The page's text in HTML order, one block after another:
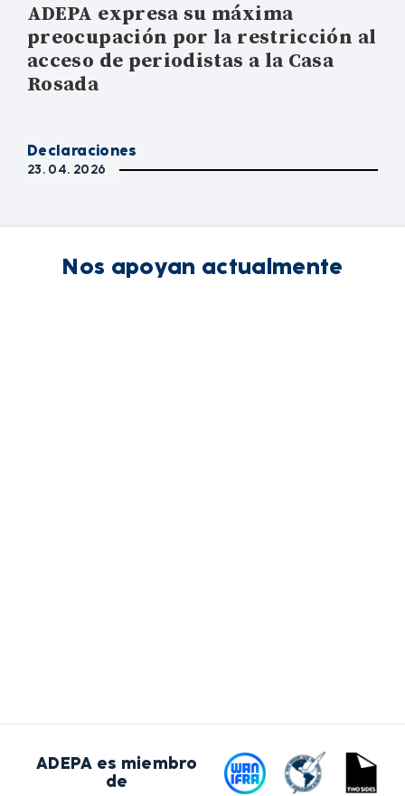
ADEPA expresa su máxima
preocupación por la restricción al
acceso de periodistas a la Casa
Rosada
Declaraciones
23. 04. 2026
Nos apoyan actualmente
ADEPA es miembro
de